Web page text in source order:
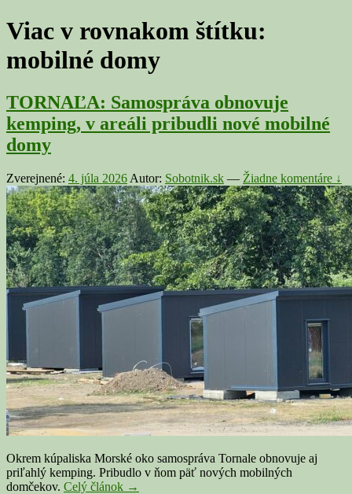
Viac v rovnakom štítku:
mobilné domy
TORNAĽA: Samospráva obnovuje
kemping, v areáli pribudli nové mobilné
domy
Zverejnené: 4. júla 2026 Autor: Sobotnik.sk — Žiadne komentáre ↓
Okrem kúpaliska Morské oko samospráva Tornale obnovuje aj
priľahlý kemping. Pribudlo v ňom päť nových mobilných
domčekov. Celý článok TORNAĽA:
→